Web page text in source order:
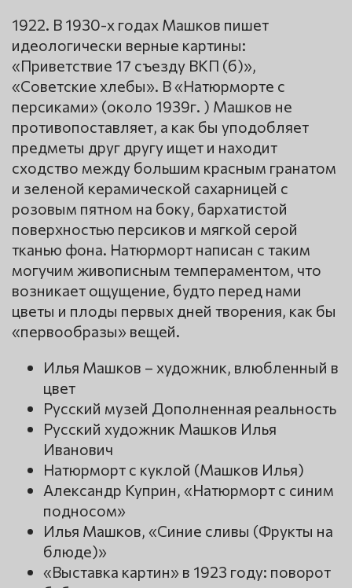
1922. В 1930-х годах Машков пишет
идеологически верные картины:
«Приветствие 17 съезду ВКП (б)»,
«Советские хлебы». В «Натюрморте с
персиками» (около 1939г. ) Машков не
противопоставляет, а как бы уподобляет
предметы друг другу ищет и находит
сходство между большим красным гранатом
и зеленой керамической сахарницей с
розовым пятном на боку, бархатистой
поверхностью персиков и мягкой серой
тканью фона. Натюрморт написан с таким
могучим живописным темпераментом, что
возникает ощущение, будто перед нами
цветы и плоды первых дней творения, как бы
«первообразы» вещей.
Илья Машков – художник, влюбленный в
цвет
Русский музей Дополненная реальность
Русский художник Машков Илья
Иванович
Натюрморт с куклой (Машков Илья)
Александр Куприн, «Натюрморт с синим
подносом»
Илья Машков, «Синие сливы (Фрукты на
блюде)»
«Выставка картин» в 1923 году: поворот